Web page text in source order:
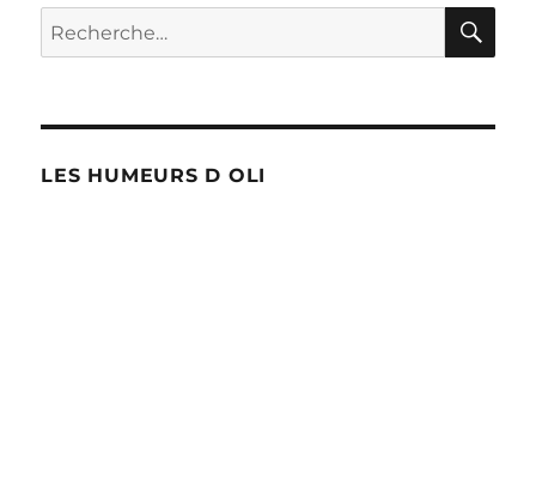
Recherche
pour :
LES HUMEURS D OLI